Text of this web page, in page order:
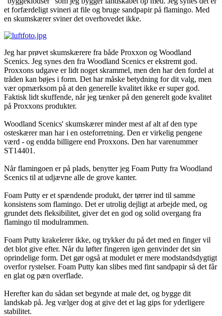
et forfærdeligt svineri at file og bruge sandpapir på flamingo. Med
en skumskærer sviner det overhovedet ikke.
Jeg har prøvet skumskærere fra både Proxxon og Woodland
Scenics. Jeg synes den fra Woodland Scenics er ekstremt god.
Proxxons udgave er lidt noget skrammel, men den har den fordel at
tråden kan bøjes i form. Det har måske betydning for dit valg, men
vær opmærksom på at den generelle kvalitet ikke er super god.
Faktisk lidt skuffende, når jeg tænker på den generelt gode kvalitet
på Proxxons produkter.
Woodland Scenics' skumskærer minder mest af alt af den type
osteskærer man har i en osteforretning. Den er virkelig pengene
værd - og endda billigere end Proxxons. Den har varenummer
ST14401.
Når flamingoen er på plads, benytter jeg Foam Putty fra Woodland
Scenics til at udjævne alle de grove kanter.
Foam Putty er et spændende produkt, der tørrer ind til samme
konsistens som flamingo. Det er utrolig dejligt at arbejde med, og
grundet dets fleksibilitet, giver det en god og solid overgang fra
flamingo til modulrammen.
Foam Putty krakelerer ikke, og trykker du på det med en finger vil
det blot give efter. Når du løfter fingeren igen genvinder det sin
oprindelige form. Det gør også at modulet er mere modstandsdygtigt
overfor rystelser. Foam Putty kan slibes med fint sandpapir så det får
en glat og pæn overflade.
Herefter kan du sådan set begynde at male det, og bygge dit
landskab på. Jeg vælger dog at give det et lag gips for yderligere
stabilitet.